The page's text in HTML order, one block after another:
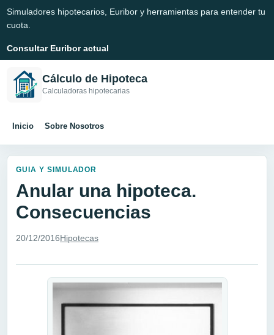
Simuladores hipotecarios, Euribor y herramientas para entender tu
cuota.
Consultar Euribor actual
Cálculo de Hipoteca
Calculadoras hipotecarias
Inicio Sobre Nosotros
GUIA Y SIMULADOR
Anular una hipoteca.
Consecuencias
20/12/2016Hipotecas